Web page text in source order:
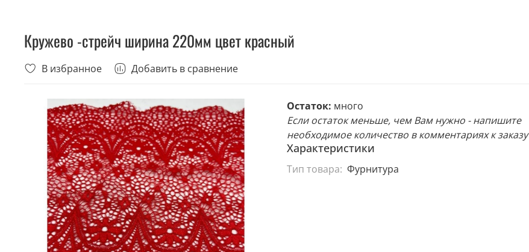
Кружево -стрейч ширина 220мм цвет красный
В избранное Добавить в сравнение
Остаток: много
Если остаток меньше, чем Вам нужно - напишите
необходимое количество в комментариях к заказу
Характеристики
Тип товара: Фурнитура